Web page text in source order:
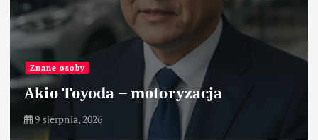
Znane osoby
Akio Toyoda – motoryzacja
9 sierpnia, 2026